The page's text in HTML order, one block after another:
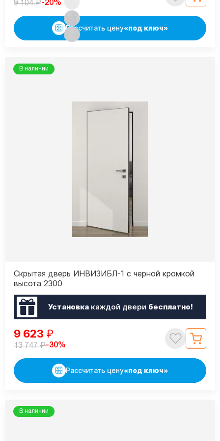
9 104₽-20%
Рассчитать цену«под ключ»
В наличии
Скрытая дверь ИНВИЗИБЛ-1 с черной кромкой
высота 2300
Установкакаждой двери бесплатно!
9 623 ₽
13 747₽-30%
Рассчитать цену«под ключ»
В наличии